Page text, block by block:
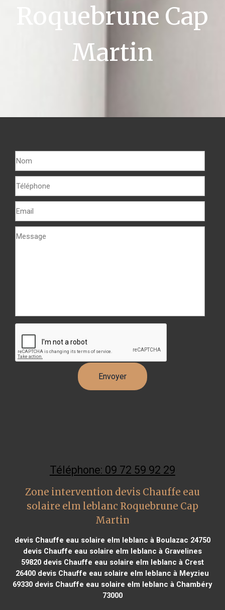
Roquebrune Cap
Martin
Téléphone: 09 72 59 92 29
Zone intervention devis Chauffe eau
solaire elm leblanc Roquebrune Cap
Martin
devis Chauffe eau solaire elm leblanc à Boulazac 24750
devis Chauffe eau solaire elm leblanc à Gravelines
59820devis Chauffe eau solaire elm leblanc à Crest
26400 devis Chauffe eau solaire elm leblanc à Meyzieu
69330 devis Chauffe eau solaire elm leblanc à Chambéry
73000